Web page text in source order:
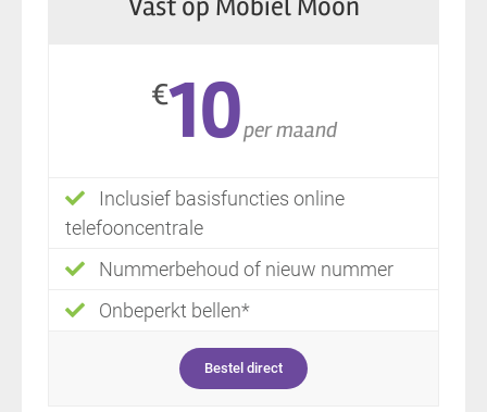
Vast op Mobiel Moon
€10per maand
Inclusief basisfuncties online
telefooncentrale
Nummerbehoud of nieuw nummer
Onbeperkt bellen*
Bestel direct